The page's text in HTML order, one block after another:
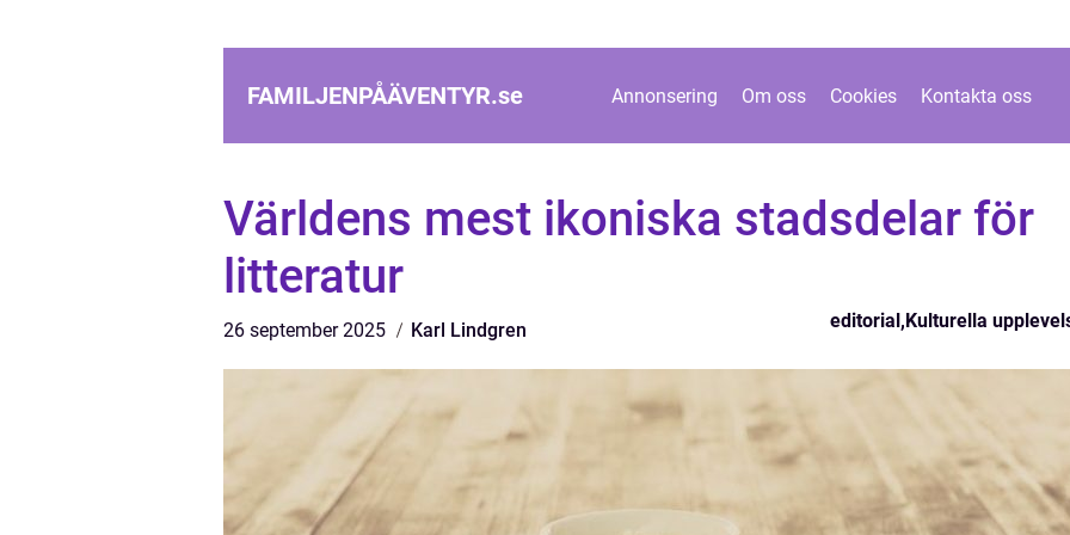
FAMILJENPÅÄVENTYR.se Annonsering Om oss Cookies Kontakta oss
Världens mest ikoniska stadsdelar för
litteratur
26 september 2025 Karl Lindgren editorial,Kulturella